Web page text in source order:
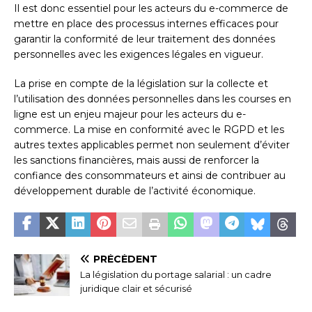
Il est donc essentiel pour les acteurs du e-commerce de
mettre en place des processus internes efficaces pour
garantir la conformité de leur traitement des données
personnelles avec les exigences légales en vigueur.
La prise en compte de la législation sur la collecte et
l’utilisation des données personnelles dans les courses en
ligne est un enjeu majeur pour les acteurs du e-
commerce. La mise en conformité avec le RGPD et les
autres textes applicables permet non seulement d’éviter
les sanctions financières, mais aussi de renforcer la
confiance des consommateurs et ainsi de contribuer au
développement durable de l’activité économique.
PRÉCÉDENT
La législation du portage salarial : un cadre
juridique clair et sécurisé